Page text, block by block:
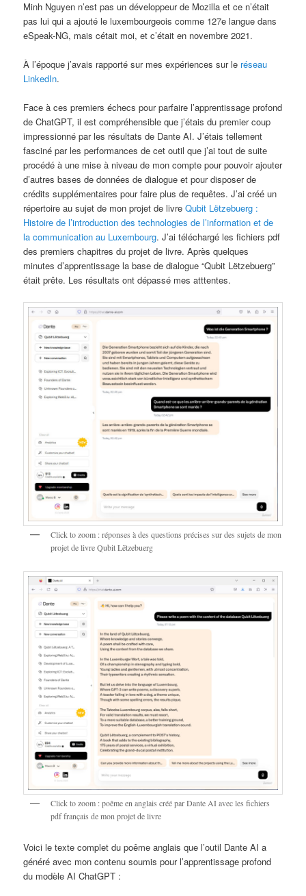
Minh Nguyen n’est pas un développeur de Mozilla et ce n’était
pas lui qui a ajouté le luxembourgeois comme 127e langue dans
eSpeak-NG, mais cétait moi, et c’était en novembre 2021.
À l’époque j’avais rapporté sur mes expériences sur le réseau
LinkedIn.
Face à ces premiers échecs pour parfaire l’apprentissage profond
de ChatGPT, il est compréhensible que j’étais du premier coup
impressionné par les résultats de Dante AI. J’étais tellement
fasciné par les performances de cet outil que j’ai tout de suite
procédé à une mise à niveau de mon compte pour pouvoir ajouter
d’autres bases de données de dialogue et pour disposer de
crédits supplémentaires pour faire plus de requêtes. J’ai créé un
répertoire au sujet de mon projet de livreQubit Lëtzebuerg :
Histoire de l’introduction des technologies de l’information et de
la communication au Luxembourg. J’ai téléchargé les fichiers pdf
des premiers chapitres du projet de livre. Après quelques
minutes d’apprentissage la base de dialogue “Qubit Lëtzebuerg”
était prête. Les résultats ont dépassé mes atttentes.
Click to zoom : réponses à des questions précises sur des sujets de mon
projet de livre Qubit Lëtzebuerg
Click to zoom : poême en anglais créé par Dante AI avec les fichiers
pdf français de mon projet de livre
Voici le texte complet du poême anglais que l’outil Dante AI a
généré avec mon contenu soumis pour l’apprentissage profond
du modèle AI ChatGPT :